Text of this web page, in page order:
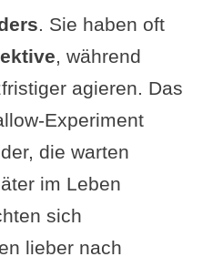
. Sie haben oft
, während
agieren. Das
Experiment
die warten
im Leben
sich
lieber nach